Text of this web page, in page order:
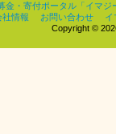
金・寄付ポータル「イマジ
社情報
お問い合わせ
イ
Copyright ©